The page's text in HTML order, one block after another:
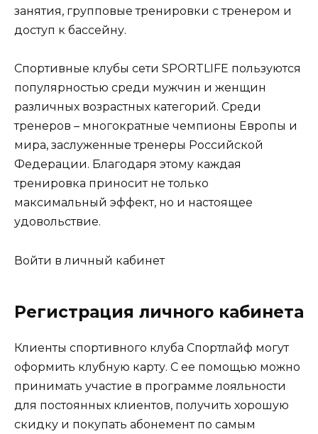
занятия, групповые тренировки с тренером и
доступ к бассейну.
Спортивные клубы сети SPORTLIFE пользуются
популярностью среди мужчин и женщин
различных возрастных категорий. Среди
тренеров – многократные чемпионы Европы и
мира, заслуженные тренеры Российской
Федерации. Благодаря этому каждая
тренировка приносит не только
максимальный эффект, но и настоящее
удовольствие.
Войти в личный кабинет
Регистрация личного кабинета
Клиенты спортивного клуба Спортлайф могут
оформить клубную карту. С ее помощью можно
принимать участие в программе лояльности
для постоянных клиентов, получить хорошую
скидку и покупать абонемент по самым